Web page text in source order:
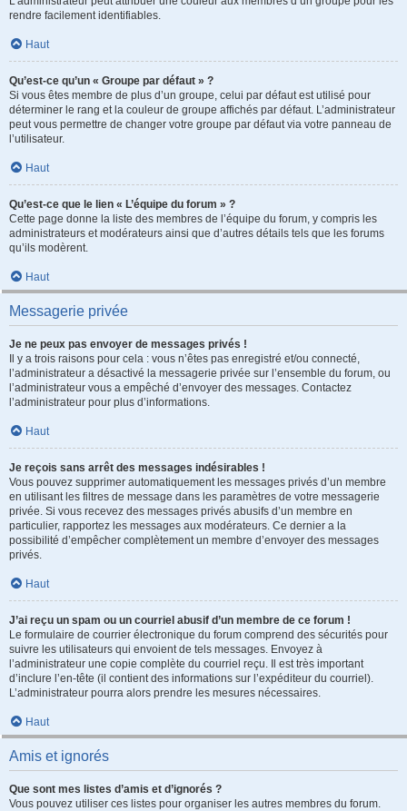
rendre facilement identifiables.
Haut
Qu’est-ce qu’un « Groupe par défaut » ?
Si vous êtes membre de plus d’un groupe, celui par défaut est utilisé pour
déterminer le rang et la couleur de groupe affichés par défaut. L’administrateur
peut vous permettre de changer votre groupe par défaut via votre panneau de
l’utilisateur.
Haut
Qu’est-ce que le lien « L’équipe du forum » ?
Cette page donne la liste des membres de l’équipe du forum, y compris les
administrateurs et modérateurs ainsi que d’autres détails tels que les forums
qu’ils modèrent.
Haut
Messagerie privée
Je ne peux pas envoyer de messages privés !
Il y a trois raisons pour cela : vous n’êtes pas enregistré et/ou connecté,
l’administrateur a désactivé la messagerie privée sur l’ensemble du forum, ou
l’administrateur vous a empêché d’envoyer des messages. Contactez
l’administrateur pour plus d’informations.
Haut
Je reçois sans arrêt des messages indésirables !
Vous pouvez supprimer automatiquement les messages privés d’un membre
en utilisant les filtres de message dans les paramètres de votre messagerie
privée. Si vous recevez des messages privés abusifs d’un membre en
particulier, rapportez les messages aux modérateurs. Ce dernier a la
possibilité d’empêcher complètement un membre d’envoyer des messages
privés.
Haut
J’ai reçu un spam ou un courriel abusif d’un membre de ce forum !
Le formulaire de courrier électronique du forum comprend des sécurités pour
suivre les utilisateurs qui envoient de tels messages. Envoyez à
l’administrateur une copie complète du courriel reçu. Il est très important
d’inclure l’en-tête (il contient des informations sur l’expéditeur du courriel).
L’administrateur pourra alors prendre les mesures nécessaires.
Haut
Amis et ignorés
Que sont mes listes d’amis et d’ignorés ?
Vous pouvez utiliser ces listes pour organiser les autres membres du forum.